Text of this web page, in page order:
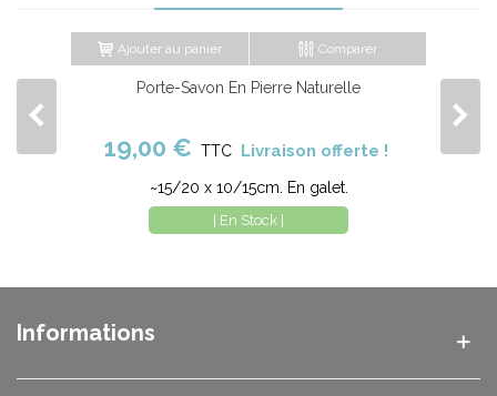
Ajouter au panier Comparer
Porte-Savon En Pierre Naturelle
19,00 € TTC Livraison offerte !
~15/20 x 10/15cm. En galet.
| En Stock |
Informations